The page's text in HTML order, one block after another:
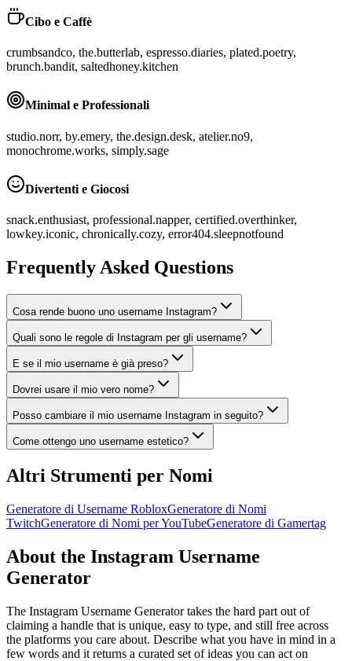
Cibo e Caffè
crumbsandco, the.butterlab, espresso.diaries, plated.poetry,
brunch.bandit, saltedhoney.kitchen
Minimal e Professionali
studio.norr, by.emery, the.design.desk, atelier.no9,
monochrome.works, simply.sage
Divertenti e Giocosi
snack.enthusiast, professional.napper, certified.overthinker,
lowkey.iconic, chronically.cozy, error404.sleepnotfound
Frequently Asked Questions
Cosa rende buono uno username Instagram?
Quali sono le regole di Instagram per gli username?
E se il mio username è già preso?
Dovrei usare il mio vero nome?
Posso cambiare il mio username Instagram in seguito?
Come ottengo uno username estetico?
Altri Strumenti per Nomi
Generatore di Username RobloxGeneratore di Nomi
TwitchGeneratore di Nomi per YouTubeGeneratore di Gamertag
About the Instagram Username
Generator
The Instagram Username Generator takes the hard part out of
claiming a handle that is unique, easy to type, and still free across
the platforms you care about. Describe what you have in mind in a
few words and it returns a curated set of ideas you can act on